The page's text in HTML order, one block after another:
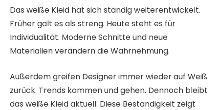
Das weiße Kleid hat sich ständig weiterentwickelt.
Früher galt es als streng. Heute steht es für
Individualität. Moderne Schnitte und neue
Materialien verändern die Wahrnehmung.
Außerdem greifen Designer immer wieder auf Weiß
zurück. Trends kommen und gehen. Dennoch bleibt
das weiße Kleid aktuell. Diese Beständigkeit zeigt